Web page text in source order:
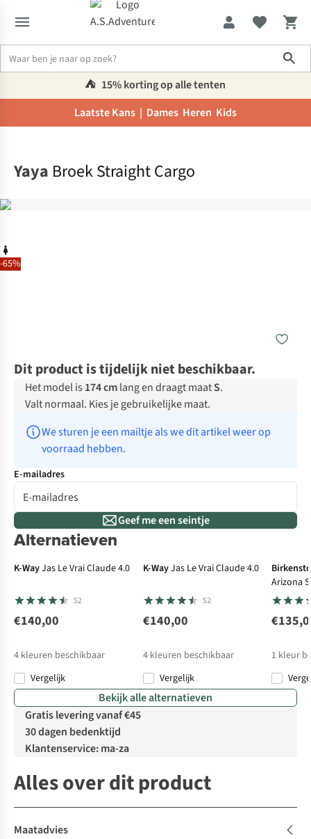
⛺️ 15% korting op alle tenten
Laatste Kans | Dames Heren Kids
-65%
Yaya Broek Straight Cargo
Dit product is tijdelijk niet beschikbaar.
Het model is 174 cmlang en draagt maatS.
Valt normaal. Kies je gebruikelijke maat.
We sturen je een mailtje als we dit artikel weer op
voorraad hebben.
E-mailadres
Geef me een seintje
Alternatieven
K-WayJas Le Vrai Claude 4.0
52
€140,00
4 kleuren beschikbaar
Vergelijk
K-WayJas Le Vrai Claude 4.0
52
€140,00
4 kleuren beschikbaar
Vergelijk
Arizona
Nubuck
1 kleur
Bekijk alle alternatieven
Gratis levering vanaf €45
30 dagen bedenktijd
Klantenservice: ma-za
Alles over dit product
Maatadvies